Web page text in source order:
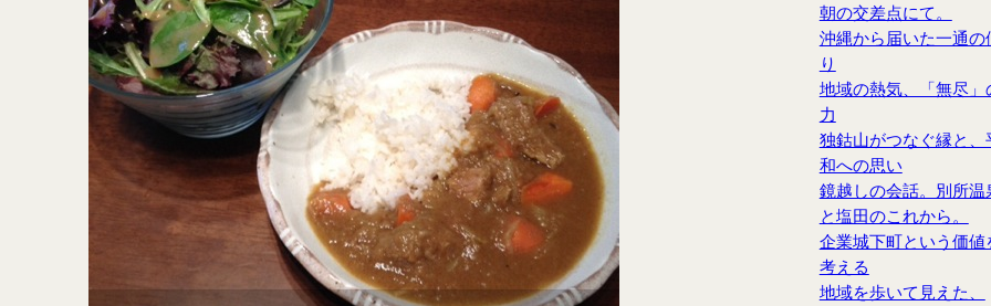
朝の交差点にて。
沖縄から届いた一通の
り
地域の熱気、「無尽」
力
独鈷山がつなぐ縁と、
和への思い
鏡越しの会話。別所温
と塩田のこれから。
企業城下町という価値
考える
地域を歩いて見えた、